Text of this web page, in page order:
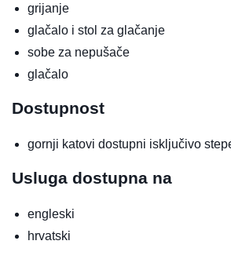
grijanje
glačalo i stol za glačanje
sobe za nepušače
glačalo
Dostupnost
gornji katovi dostupni isključivo
Usluga dostupna na
engleski
hrvatski